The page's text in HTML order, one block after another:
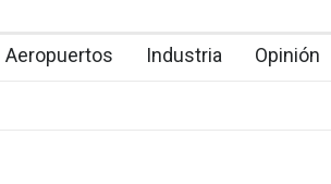
Aeropuertos Industria Opinión